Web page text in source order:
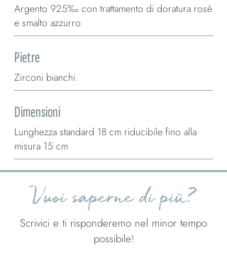
Argento 925‰ con trattamento di doratura rosè
e smalto azzurro
Pietre
Zirconi bianchi.
Dimensioni
Lunghezza standard 18 cm riducibile fino alla
misura 15 cm
Vuoi saperne di più?
Scrivici e ti risponderemo nel minor tempo
possibile!